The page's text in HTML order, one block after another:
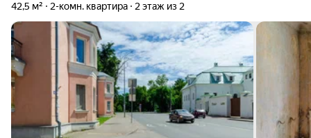
42,5 м² 2-комн. квартира 2 этаж из 2